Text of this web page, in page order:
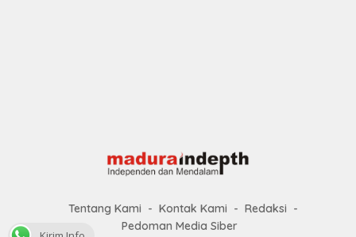
Tentang Kami Kontak Kami
Redaksi
Pedoman Media Siber